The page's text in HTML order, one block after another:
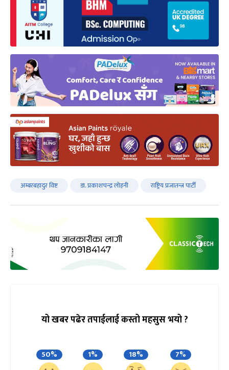
अम्बरबहादुर विष्ट डा. प्रकाशचन्द्र लोहनी राष्ट्रिय प्रजातन्त्र पार्टी
यो खबर पढेर तपाईलाई कस्तो महसुस भयो ?
50% 1% 18% 7%